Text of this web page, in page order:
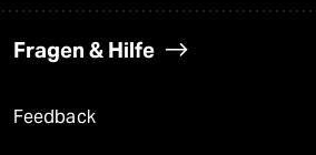
Fragen & Hilfe
Feedback